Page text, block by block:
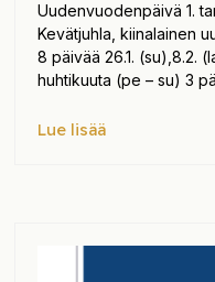
Uudenvuodenpäivä 1.
Kevätjuhla, kiinalainen
8 päivää 26.1. (su),8.2.
huhtikuuta (pe – su) 3
Lue lisää